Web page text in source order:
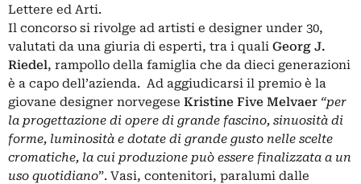
Lettere ed Arti.
Il concorso si rivolge ad artisti e designer under 30,
valutati da una giuria di esperti, tra i quali Georg J.
Riedel, rampollo della famiglia che da dieci generazioni
è a capo dell’azienda. Ad aggiudicarsi il premio è la
giovane designer norvegese Kristine Five Melvaer “per
la progettazione di opere di grande fascino, sinuosità di
forme, luminosità e dotate di grande gusto nelle scelte
cromatiche, la cui produzione può essere finalizzata a un
uso quotidiano”. Vasi, contenitori, paralumi dalle